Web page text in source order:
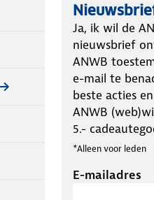
Ja, ik wil de
nieuwsbrief
ANWB
e-mail te
beste acties
ANWB
5.-
*Alleen voor leden
E-mailadres